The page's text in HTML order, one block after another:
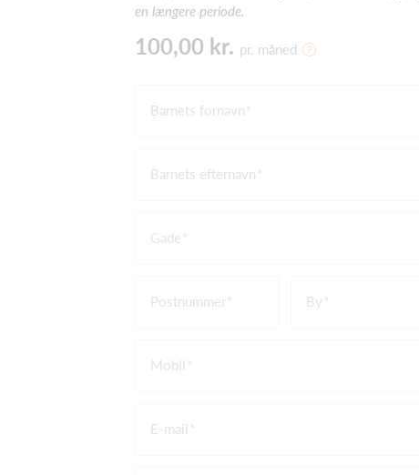
en længere periode.
100,00 kr. pr. måned
Barnets fornavn
Barnets efternavn
Gade
Postnummer By
Mobil
E-mail